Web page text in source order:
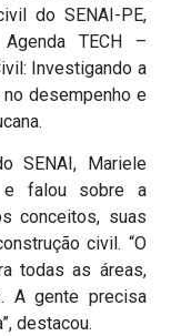
do SENAI-PE,
TECH –
Investigando a
desempenho e
SENAI, Mariele
e falou sobre a
conceitos, suas
civil. “O
todas as áreas,
A gente precisa
destacou.